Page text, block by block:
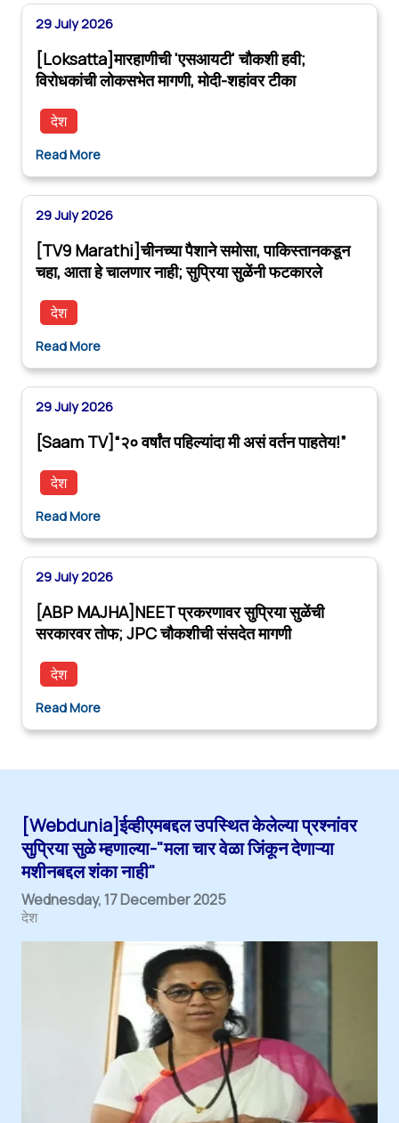
29 July 2026
[Loksatta]मारहाणीची 'एसआयटी' चौकशी हवी;
विरोधकांची लोकसभेत मागणी, मोदी-शहांवर टीका
देश
Read More
29 July 2026
[TV9 Marathi]चीनच्या पैशाने समोसा, पाकिस्तानकडून
चहा, आता हे चालणार नाही; सुप्रिया सुळेंनी फटकारले
देश
Read More
29 July 2026
[Saam TV]“२० वर्षांत पहिल्यांदा मी असं वर्तन पाहतेय!”
देश
Read More
29 July 2026
[ABP MAJHA]NEET प्रकरणावर सुप्रिया सुळेंची
सरकारवर तोफ; JPC चौकशीची संसदेत मागणी
देश
Read More
[Webdunia]ईव्हीएमबद्दल उपस्थित केलेल्या प्रश्नांवर
सुप्रिया सुळे म्हणाल्या-"मला चार वेळा जिंकून देणाऱ्या
मशीनबद्दल शंका नाही"
Wednesday, 17 December 2025
देश